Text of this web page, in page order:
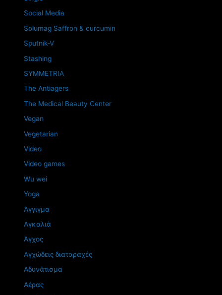
Social Media
Solumag Saffron & curcumin
Sputnik-V
Stashing
SYMMETRIA
The Antiagers
The Medical Beauty Center
Vegan
Vegetarian
Video
Video games
Wu wei
Yoga
Άγγιγμα
Αγκαλιά
Άγχος
Αγχώδεις διαταραχές
Αδυνάτισμα
Αέρας